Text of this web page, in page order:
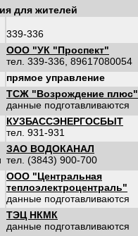
для жителей
339-336
ООО "УК "Проспект"
тел. 339-336, 89617080054
прямое управление
ТСЖ "Возрождение плюс"
данные подготавливаются
КУЗБАССЭНЕРГОСБЫТ
тел. 931-931
ЗАО ВОДОКАНАЛ
тел. (3843) 900-700
ООО "Центральная
теплоэлектроцентраль"
данные подготавливаются
ТЭЦ НКМК
данные подготавливаются